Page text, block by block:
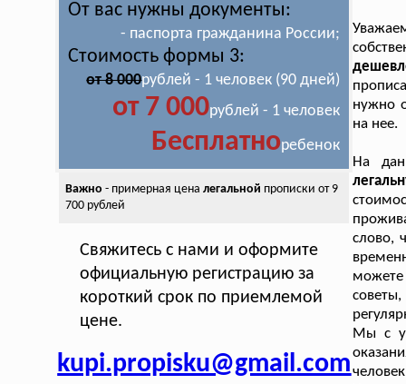
От вас нужны документы:
- паспорта гражданина России;
Стоимость формы 3:
от 8 000рублей - 1 человек (90 дней)
от 7 000рублей - 1 человек
Бесплатноребенок
Важно - примерная цена легальной прописки от 9
700 рублей
Свяжитесь с нами и оформите
официальную регистрацию за
короткий срок по приемлемой
цене.
kupi.propisku@gmail.com
нужно
на нее.
На
слово,
Мы с